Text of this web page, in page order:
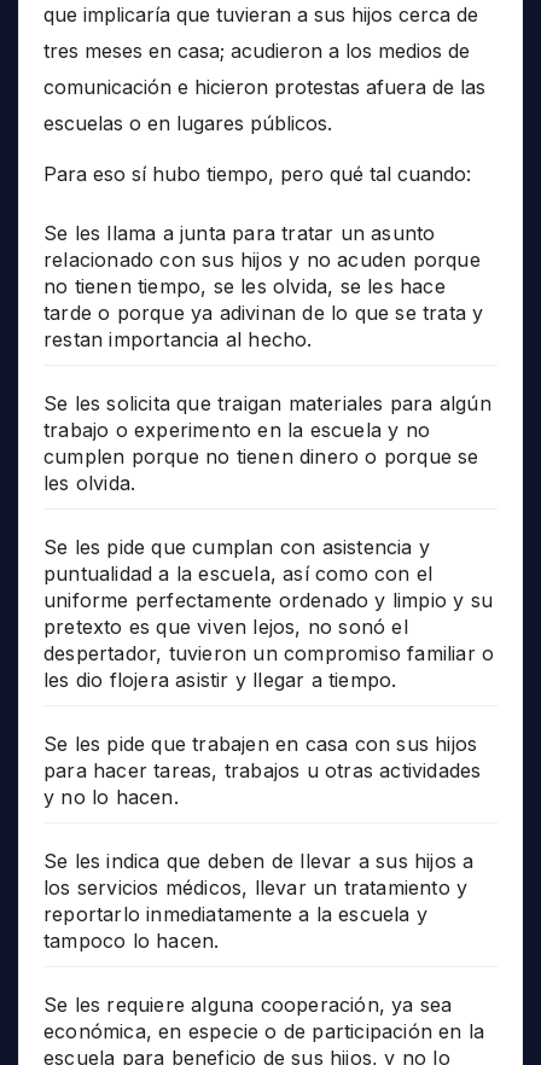
que implicaría que tuvieran a sus hijos cerca de
tres meses en casa; acudieron a los medios de
comunicación e hicieron protestas afuera de las
escuelas o en lugares públicos.
Para eso sí hubo tiempo, pero qué tal cuando:
Se les llama a junta para tratar un asunto
relacionado con sus hijos y no acuden porque
no tienen tiempo, se les olvida, se les hace
tarde o porque ya adivinan de lo que se trata y
restan importancia al hecho.
Se les solicita que traigan materiales para algún
trabajo o experimento en la escuela y no
cumplen porque no tienen dinero o porque se
les olvida.
Se les pide que cumplan con asistencia y
puntualidad a la escuela, así como con el
uniforme perfectamente ordenado y limpio y su
pretexto es que viven lejos, no sonó el
despertador, tuvieron un compromiso familiar o
les dio flojera asistir y llegar a tiempo.
Se les pide que trabajen en casa con sus hijos
para hacer tareas, trabajos u otras actividades
y no lo hacen.
Se les indica que deben de llevar a sus hijos a
los servicios médicos, llevar un tratamiento y
reportarlo inmediatamente a la escuela y
tampoco lo hacen.
Se les requiere alguna cooperación, ya sea
económica, en especie o de participación en la
escuela para beneficio de sus hijos, y no lo